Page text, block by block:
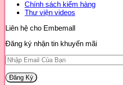
Chính sách kiểm hàng
Thư viện videos
Liên hệ cho Embemall
Đăng ký nhận tin khuyến mãi